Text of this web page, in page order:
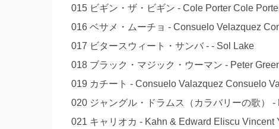
015 ビギン・ザ・ビギン - Cole Porter Cole
016 ベサメ・ムーチョ - Consuelo Velazquez
017 ビタースウィート・サンバ - - Sol Lake
018 ブラック・マジック・ウーマン - Peter
019 カチート - Consuelo Valazquez Consuelo
020 ジャングル・ドラムス（カラバリーの歌）
021 キャリオカ - Kahn & Edward Eliscu Vincent